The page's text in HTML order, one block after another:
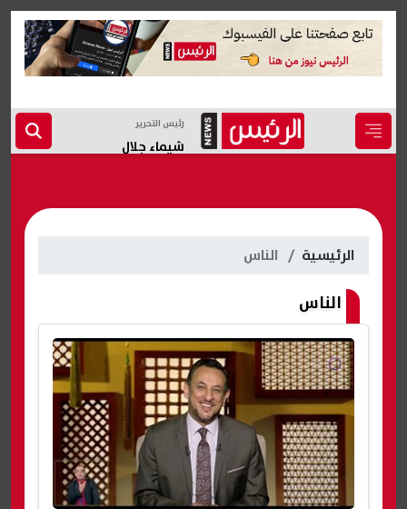
رئيس التحرير
شيماء جلال
الرئيسية الناس
الناس